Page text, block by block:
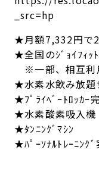
_src=hp
★月額7,332円で
★全国のｼﾞｮｲﾌｨｯ
※一部、相互利
★水素水飲み放題
★ﾌﾟﾗｲﾍﾞｰﾄﾛｯｶｰ
★水素酸素吸入機
★ﾀﾝﾆﾝｸﾞﾏｼﾝ
★ﾊﾟｰｿﾅﾙﾄﾚｰﾆﾝｸﾞ